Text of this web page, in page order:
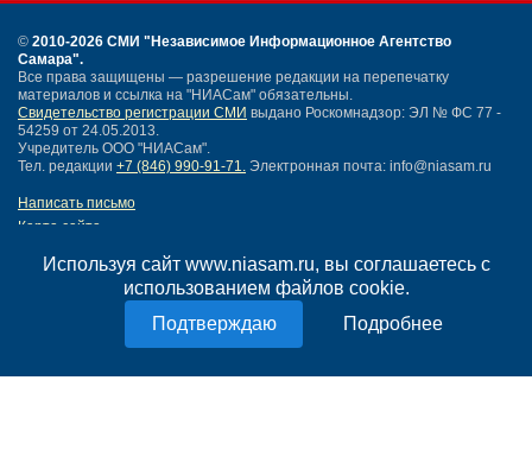
Используя сайт www.niasam.ru, вы соглашаетесь с
использованием файлов cookie.
Подробнее
© 2010-2026 СМИ "Независимое Информационное Агентство
Самара".
Все права защищены — разрешение редакции на перепечатку
материалов и ссылка на "НИАСам" обязательны.
Свидетельство регистрации СМИ выдано Роскомнадзор: ЭЛ № ФС 77 -
54259 от 24.05.2013.
Учредитель ООО "НИАСам".
Тел. редакции +7 (846) 990-91-71. Электронная почта: info@niasam.ru
Написать письмо
Карта сайта
Политика конфиденциальности
Согласие на обработку персональных данных